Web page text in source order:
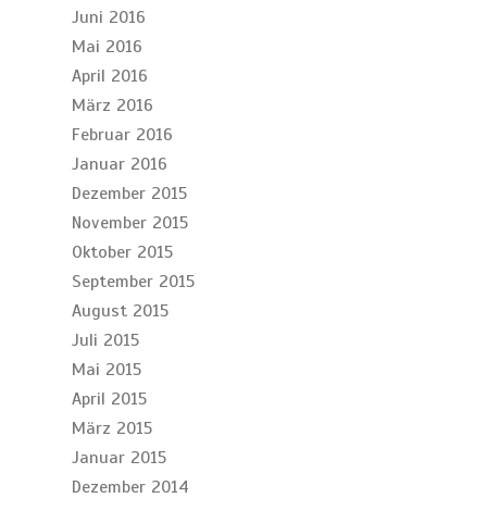
Juni 2016
Mai 2016
April 2016
März 2016
Februar 2016
Januar 2016
Dezember 2015
November 2015
Oktober 2015
September 2015
August 2015
Juli 2015
Mai 2015
April 2015
März 2015
Januar 2015
Dezember 2014